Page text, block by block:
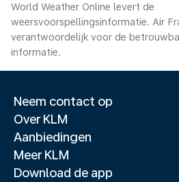
World Weather Online levert de
weersvoorspellingsinformatie. Air
verantwoordelijk voor de
informatie.
Neem contact op
Over KLM
Aanbiedingen
Meer KLM
Download de app